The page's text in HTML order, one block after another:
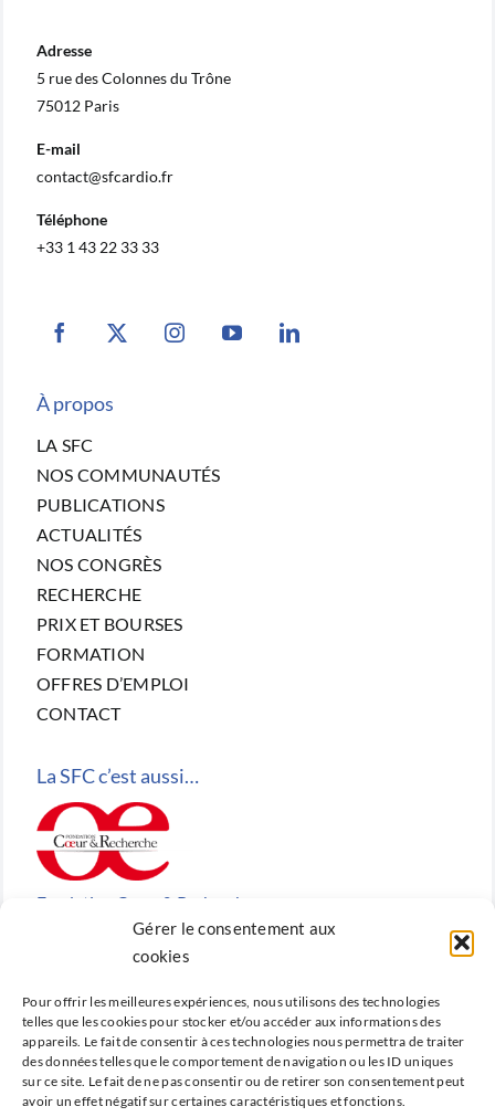
Gérer le consentement aux
cookies
Pour offrir les meilleures expériences, nous utilisons des technologies
telles que les cookies pour stocker et/ou accéder aux informations des
appareils. Le fait de consentir à ces technologies nous permettra de traiter
des données telles que le comportement de navigation ou les ID uniques
sur ce site. Le fait de ne pas consentir ou de retirer son consentement peut
avoir un effet négatif sur certaines caractéristiques et fonctions.
Adresse
5 rue des Colonnes du Trône
75012 Paris
E-mail
contact@sfcardio.fr
Téléphone
+33 1 43 22 33 33
À propos
LA SFC
NOS COMMUNAUTÉS
PUBLICATIONS
ACTUALITÉS
NOS CONGRÈS
RECHERCHE
PRIX ET BOURSES
FORMATION
OFFRES D’EMPLOI
CONTACT
La SFC c’est aussi…
Fondation Cœur & Recherche
Reconnue d’utilité publique, la Fondation Cœur &
créée en 2010 par la SFC.